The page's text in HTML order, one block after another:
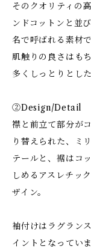
そのクオリティの
ンドコットンと
名で呼ばれる素材
肌触りの良さはも
多くしっとりとし
②Design/Detail
襟と前立て部分が
り替えられた、ミ
テールと、裾はコ
しめるアスレチッ
ザイン。
袖付けはラグラン
イントとなっていま